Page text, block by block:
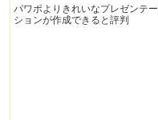
パワポよりきれいなプレゼンテー
ションが作成できると評判